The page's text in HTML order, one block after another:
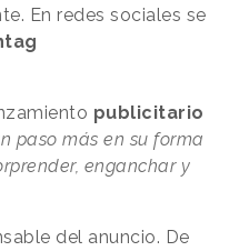
En redes sociales se
publicitario
paso más en su forma
enganchar y
del anuncio. De